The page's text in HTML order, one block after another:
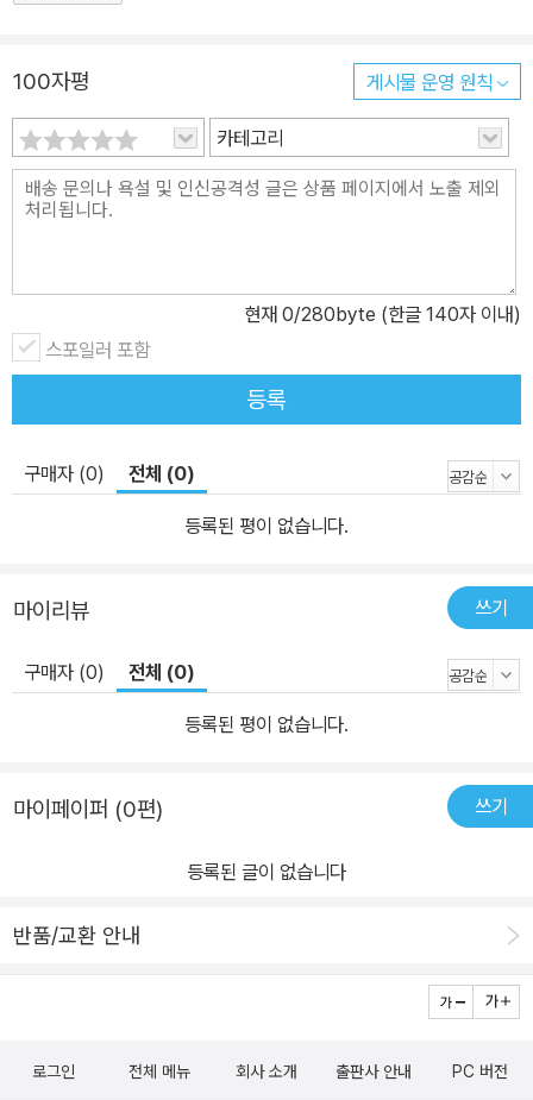
100자평 게시물 운영 원칙
카테고리
현재 0/280byte (한글 140자 이내)
스포일러 포함
등록
구매자 (0) 전체 (0)
등록된 평이 없습니다.
마이리뷰 쓰기
구매자 (0) 전체 (0)
등록된 평이 없습니다.
마이페이퍼 (0편) 쓰기
등록된 글이 없습니다
반품/교환 안내
로그인 전체 메뉴 회사 소개 출판사 안내 PC 버전